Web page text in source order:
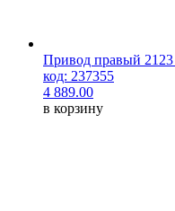
Привод правый
код: 237355
4 889.00
в корзину